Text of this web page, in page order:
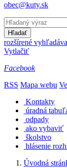
obec@kuty.sk
Hľadať
rozšírené
Vytlačiť
Facebook
RSS Mapa webu
Kontakty
úradná
odpady
ako vybaviť
školstvo
hlásenie
Úvodná